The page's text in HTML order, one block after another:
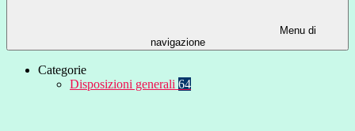
Menu di
navigazione
Categorie
Disposizioni generali 64